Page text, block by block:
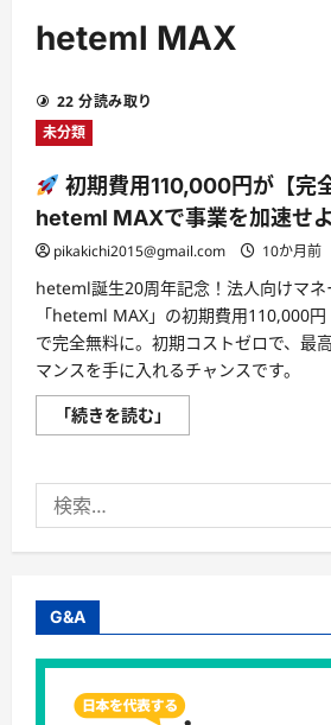
ー
heteml MAX
22 分読み取り
未分類
初期費用110,000円が【完
heteml MAXで事業を加速せよ
pikakichi2015@gmail.com 10か月前
heteml誕生20周年記念！法人向けマネ
「heteml MAX」の初期費用110,000
で完全無料に。初期コストゼロで、最
マンスを手に入れるチャンスです。
「続きを読む」
初
用
が
【完
heteml
で
業
を
索:
G&A